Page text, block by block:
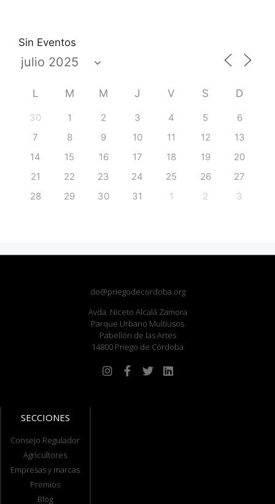
Sin Eventos
L M M J V S D
30 1 2 3 4 5
6
7
8 9 10 11 12
13
14
15 16 17 18 19
20
21
22 23 24 25 26
27
28
29 30 31 1 2 3
do@priegodecordoba.org
Avda. Niceto Alcalá Zamora
Parque Urbano Multiusos
Pabellón de las Artes
14800 Priego de Córdoba
SECCIONES
Consejo Regulador
Agricultores
Empresas y marcas
Premios
Blog